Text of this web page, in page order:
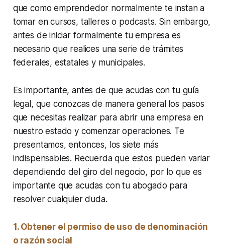
que como emprendedor normalmente te instan a
tomar en cursos, talleres o podcasts. Sin embargo,
antes de iniciar formalmente tu empresa es
necesario que realices una serie de trámites
federales, estatales y municipales.
Es importante, antes de que acudas con tu guía
legal, que conozcas de manera general los pasos
que necesitas realizar para abrir una empresa en
nuestro estado y comenzar operaciones. Te
presentamos, entonces, los siete más
indispensables. Recuerda que estos pueden variar
dependiendo del giro del negocio, por lo que es
importante que acudas con tu abogado para
resolver cualquier duda.
1. Obtener el permiso de uso de denominación
o razón social